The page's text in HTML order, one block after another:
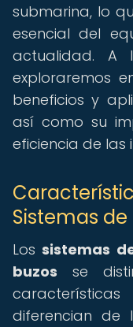
submarina, lo
esencial del
actualidad. A
exploraremos
beneficios y
así como su
eficiencia de las
Sistemas
Lossistemas
buzos se
diferencian de